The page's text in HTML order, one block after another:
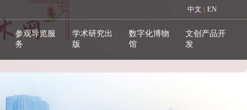
中文 EN
参观导览服
务
学术研究出
版
数字化博物
馆
文创产品开
发